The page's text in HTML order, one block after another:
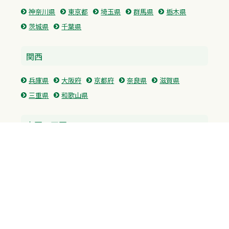
神奈川県 東京都 埼玉県 群馬県
栃木県
茨城県
千葉県
関西
兵庫県 大阪府 京都府 奈良県
滋賀県
三重県
和歌山県
中国・四国